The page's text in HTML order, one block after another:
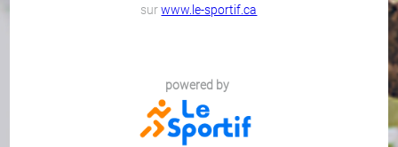
surwww.le-sportif.ca
powered by